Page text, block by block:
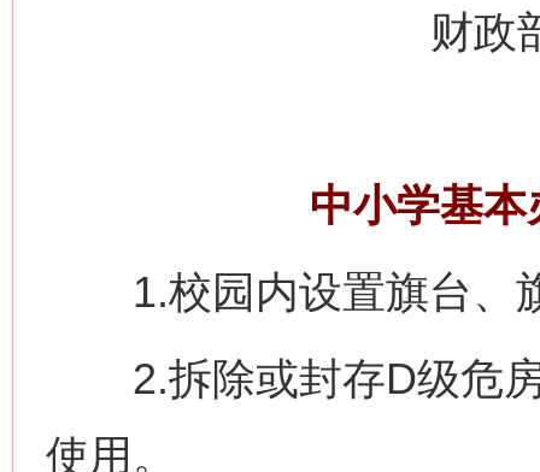
财政部
中小学基
1.校园内设置旗台、
2.拆除或封存D级危房
使用。